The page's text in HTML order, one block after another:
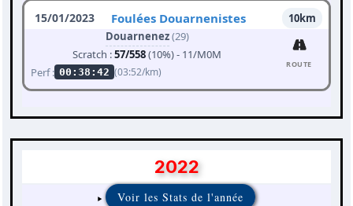
15/01/2023 Foulées Douarnenistes
10km
Douarnenez(29)
Scratch :57/558(10%) - 11/M0M
Perf : 00:38:42 (03:52/km)
ROUTE
2022
Voir les Stats de l'année